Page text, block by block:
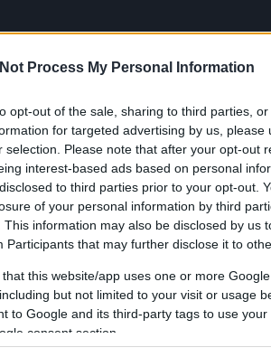
Process My Personal Information
opt-out of the sale, sharing to third parties,
for targeted advertising by us,
selection. Please note that after your opt-out
interest-based ads based on personal
to third parties prior to your opt-out.
of your personal information by third
This information may also be disclosed by us
Participants that may further disclose it to
that this website/app uses one or more
but not limited to your visit or usage
to Google and its third-party tags to use
consent section.